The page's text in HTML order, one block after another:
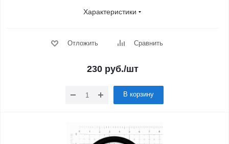
Характеристики
Отложить Сравнить
230 руб./шт
В корзину